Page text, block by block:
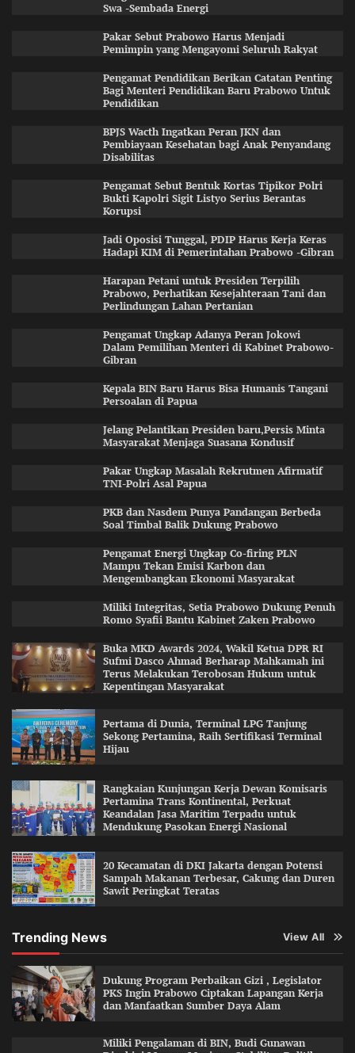
Swa -Sembada Energi
Pakar Sebut Prabowo Harus Menjadi
Pemimpin yang Mengayomi Seluruh Rakyat
Pengamat Pendidikan Berikan Catatan Penting
Bagi Menteri Pendidikan Baru Prabowo Untuk
Pendidikan
BPJS Wacth Ingatkan Peran JKN dan
Pembiayaan Kesehatan bagi Anak Penyandang
Disabilitas
Pengamat Sebut Bentuk Kortas Tipikor Polri
Bukti Kapolri Sigit Listyo Serius Berantas
Korupsi
Jadi Oposisi Tunggal, PDIP Harus Kerja Keras
Hadapi KIM di Pemerintahan Prabowo -Gibran
Harapan Petani untuk Presiden Terpilih
Prabowo, Perhatikan Kesejahteraan Tani dan
Perlindungan Lahan Pertanian
Pengamat Ungkap Adanya Peran Jokowi
Dalam Pemilihan Menteri di Kabinet Prabowo-
Gibran
Kepala BIN Baru Harus Bisa Humanis Tangani
Persoalan di Papua
Jelang Pelantikan Presiden baru,Persis Minta
Masyarakat Menjaga Suasana Kondusif
Pakar Ungkap Masalah Rekrutmen Afirmatif
TNI-Polri Asal Papua
PKB dan Nasdem Punya Pandangan Berbeda
Soal Timbal Balik Dukung Prabowo
Pengamat Energi Ungkap Co-firing PLN
Mampu Tekan Emisi Karbon dan
Mengembangkan Ekonomi Masyarakat
Miliki Integritas, Setia Prabowo Dukung Penuh
Romo Syafii Bantu Kabinet Zaken Prabowo
Buka MKD Awards 2024, Wakil Ketua DPR RI
Sufmi Dasco Ahmad Berharap Mahkamah ini
Terus Melakukan Terobosan Hukum untuk
Kepentingan Masyarakat
Pertama di Dunia, Terminal LPG Tanjung
Sekong Pertamina, Raih Sertifikasi Terminal
Hijau
Rangkaian Kunjungan Kerja Dewan Komisaris
Pertamina Trans Kontinental, Perkuat
Keandalan Jasa Maritim Terpadu untuk
Mendukung Pasokan Energi Nasional
20 Kecamatan di DKI Jakarta dengan Potensi
Sampah Makanan Terbesar, Cakung dan Duren
Sawit Peringkat Teratas
Trending News View All
Dukung Program Perbaikan Gizi , Legislator
PKS Ingin Prabowo Ciptakan Lapangan Kerja
dan Manfaatkan Sumber Daya Alam
Miliki Pengalaman di BIN, Budi Gunawan